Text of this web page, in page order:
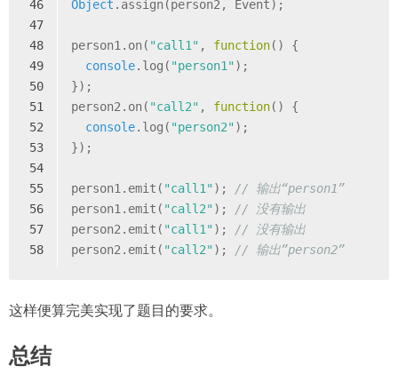
46
47
48
49
50
51
52
53
54
55
56
57
58
Object .assign(person2, Event);
person1.on( "call1" , function( ) {
console.log( "person1" );
});
person2.on( "call2" , function( ) {
console.log( "person2" );
});
person1.emit( "call1" );
// 输出“person1”
person1.emit( "call2" );
// 没有输出
person2.emit( "call1" );
// 没有输出
person2.emit( "call2" ); // 输出”person2”
这样便算完美实现了题目的要求。
总结